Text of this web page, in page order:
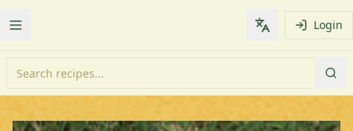
Toggle Menu Change Login